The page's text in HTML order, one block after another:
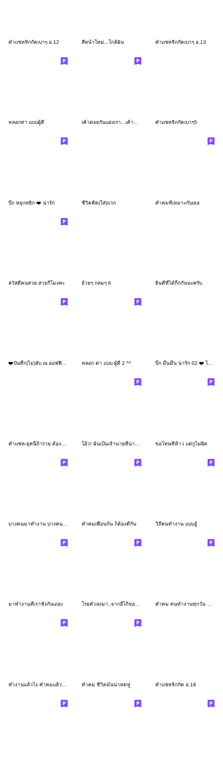
คำแชทจิกกัดเบาๆ อ.12 สีหน้าใหม่...ใกล้ฉัน คำแชทจิกกัดเบาๆ อ.13
หลอกด่า แบบผู้ดี เค้าต่อยกันแย่งเรา...เค้าแย่งกันต่อยเรา คำแชทจิกกัดเบาๆ5
บิ๊ก หยุกหยิก ❤️ น่ารัก ชีวิตคิด(ใส่)บวก คำคมที่เหมาะกับเธอ
สวัสดีคนสวย สวยกี่โมงคะ ย้วยๆ กลมๆ 6 ยินดีที่ได้กิ๊กกันนะครับ
❤️บันทึก(ไม่)ลับ ณ ออฟฟิศแห่งหนึ่ง❤️03 หลอก ด่า แบบ ผู้ดี 2 ^^ บิ๊ก มึนมึน น่ารัก 02 ❤️ ไอเลิฟมายจ๊อบ
ขอโทษที่ห้าว แต่กูไม่ผิด
คำคมเพื่อนกัน ก็ต้องตีกัน วิถีคนทำงาน แบบอู้
มาทำงานที่เราชังกันเถอะ โรยตัวลงมา..จากอีโก้ของเธอ คำคม คนทำงานทุกวัน 2_87
คำคม ชีวิตมันน่าหดหู่ คำแชทจิกกัด อ.18